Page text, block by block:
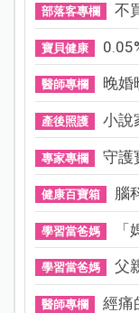
部落客專欄 不
寶貝健康
醫師專欄 晚婚
產後照護 小說
專家專欄 守護
健康百寶箱 腦
學習當爸媽
學習當爸媽 父
醫師專欄 經痛